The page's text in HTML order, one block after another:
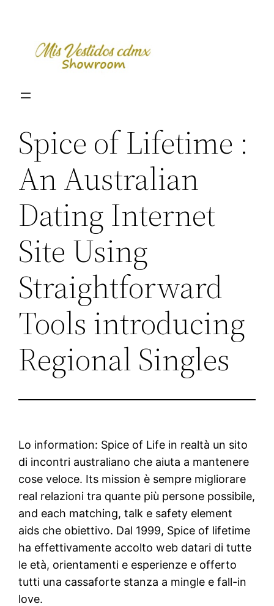
content
Spice of Lifetime :
An Australian
Dating Internet
Site Using
Straightforward
Tools introducing
Regional Singles
Lo information: Spice of Life in realtà un sito
di incontri australiano che aiuta a mantenere
cose veloce. Its mission è sempre migliorare
real relazioni tra quante più persone possibile,
and each matching, talk e safety element
aids che obiettivo. Dal 1999, Spice of lifetime
ha effettivamente accolto web datari di tutte
le età, orientamenti e esperienze e offerto
tutti una cassaforte stanza a mingle e fall-in
love.